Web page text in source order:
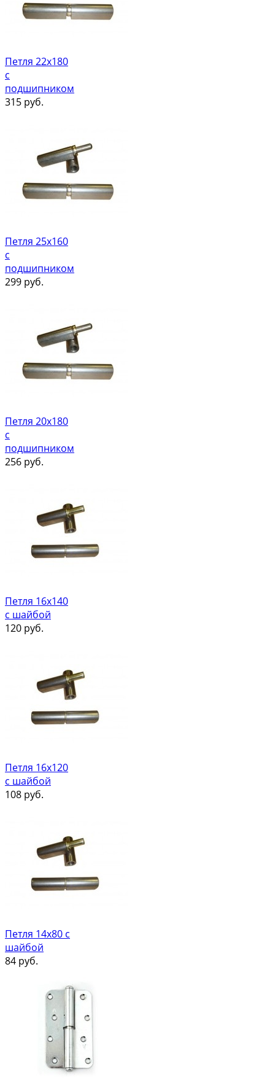
Петля 22х180
с
подшипником
315 руб.
Петля 25х160
с
подшипником
299 руб.
Петля 20х180
с
подшипником
256 руб.
Петля 16х140
с шайбой
120 руб.
Петля 16х120
с шайбой
108 руб.
Петля 14х80 с
шайбой
84 руб.